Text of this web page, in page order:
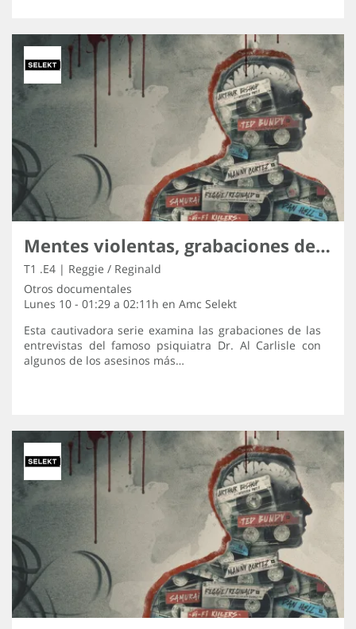
Mentes violentas, grabaciones de los asesinos
T1 .E4 | Reggie / Reginald
Otros documentales
Lunes 10 - 01:29 a 02:11h en Amc Selekt
Esta cautivadora serie examina las grabaciones de las
entrevistas del famoso psiquiatra Dr. Al Carlisle con
algunos de los asesinos más…